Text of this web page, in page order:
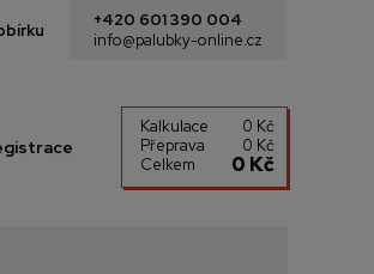
+420 601 390 004
info@palubky-online.cz
Kalkulace
0 Kč
Přeprava
0 Kč
Celkem
0 Kč